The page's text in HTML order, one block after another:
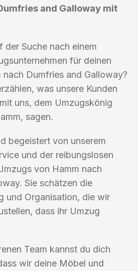
and Galloway mit
der Suche nach einem
für deinen
Dumfries and Galloway?
was unsere Kunden
uns, dem Umzugskönig
sagen.
begeistert von unserem
und der reibungslosen
von Hamm nach
Sie schätzen die
und Organisation, die wir
dass ihr Umzug
Team kannst du dich
wir deine Möbel und